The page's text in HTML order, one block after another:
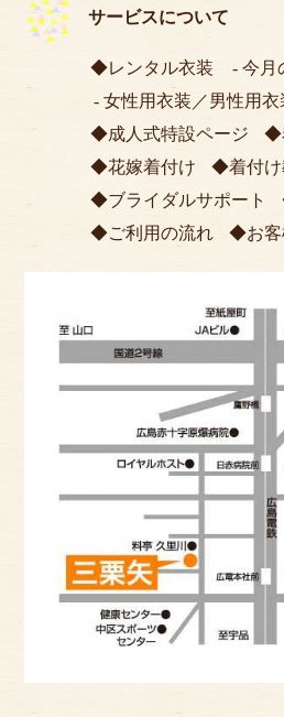
サービスについて
レンタル衣装
今月
女性用衣装 ／男性用衣
成人式特設ページ
花嫁着付け
着付
ブライダルサポート
ご利用の流れ
お